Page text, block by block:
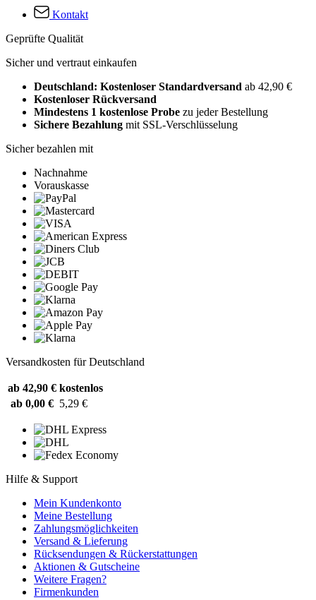
Kontakt
Geprüfte Qualität
Sicher und vertraut einkaufen
Deutschland: Kostenloser Standardversand ab 42,90 €
Kostenloser Rückversand
Mindestens 1 kostenlose Probe zu jeder Bestellung
Sichere Bezahlung mit SSL-Verschlüsselung
Sicher bezahlen mit
Nachnahme
Vorauskasse
Versandkosten für Deutschland
ab 42,90 € kostenlos
ab 0,00 € 5,29 €
Hilfe & Support
Mein Kundenkonto
Meine Bestellung
Zahlungsmöglichkeiten
Versand & Lieferung
Rücksendungen & Rückerstattungen
Aktionen & Gutscheine
Weitere Fragen?
Firmenkunden